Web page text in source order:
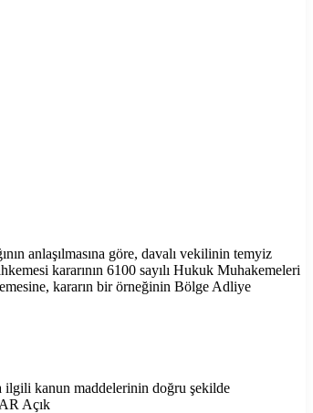
anlaşılmasına göre, davalı vekilinin temyiz
kararının 6100 sayılı Hukuk Muhakemeleri
kararın bir örneğinin Bölge Adliye
ilgili kanun maddelerinin doğru şekilde
Açık